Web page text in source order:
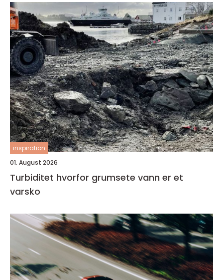
inspiration
01. August 2026
Turbiditet hvorfor grumsete vann er et
varsko